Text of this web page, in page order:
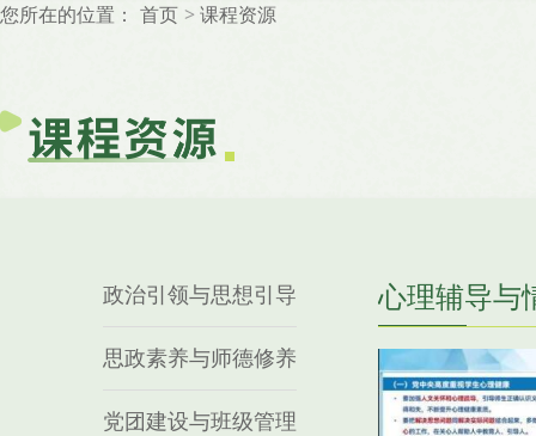
您所在的位置： 首页 课程资源
政治引领与思想引导
思政素养与师德修养
党团建设与班级管理
心理辅导与